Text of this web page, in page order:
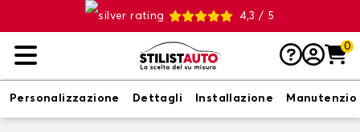
4,3 / 5
0
Personalizzazione Dettagli Installazione